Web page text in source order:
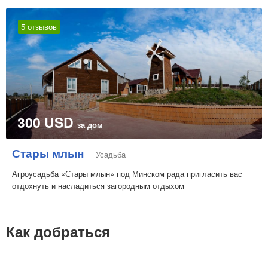
5 отзывов
300 USDза дом
Стары млын
Усадьба
Агроусадьба «Стары млын» под Минском рада пригласить вас
отдохнуть и насладиться загородным отдыхом
Как добраться